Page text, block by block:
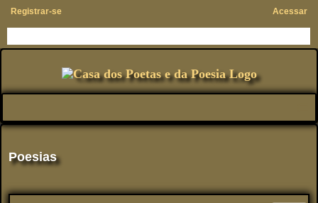
Registrar-se Acessar
Poesias